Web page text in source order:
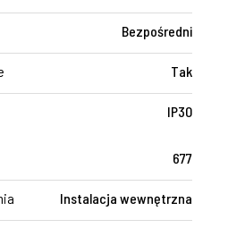
Bezpośredni
Tak
IP30
677
Instalacja wewnętrzna